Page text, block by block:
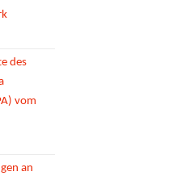
des
vom
an